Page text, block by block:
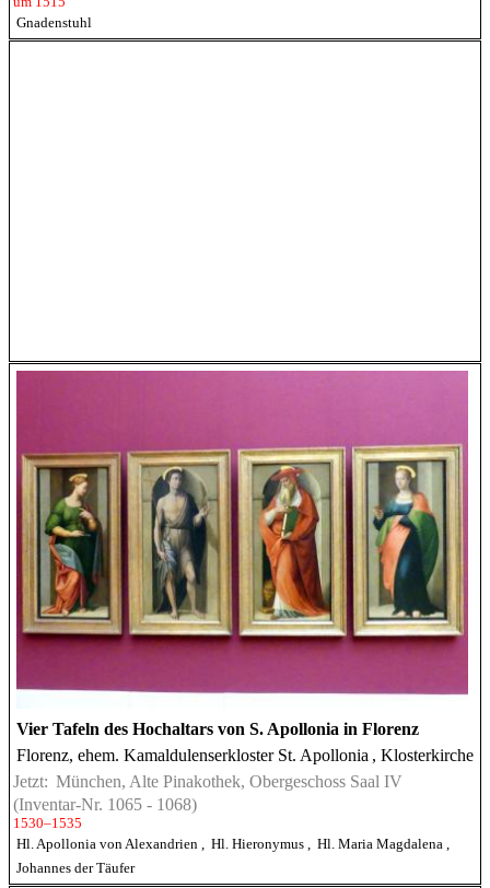
Gnadenstuhl
Vier Tafeln des Hochaltars von S. Apollonia in Florenz
Florenz, ehem. Kamaldulenserkloster St. Apollonia , Klosterkirche
Jetzt: München, Alte Pinakothek, Obergeschoss Saal IV
(Inventar-Nr. 1065 - 1068)
1530–1535
Hl. Apollonia von Alexandrien
Hl. Hieronymus Hl. Maria Magdalena
Johannes der Täufer